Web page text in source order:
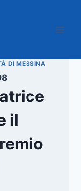
DI MESSINA
il